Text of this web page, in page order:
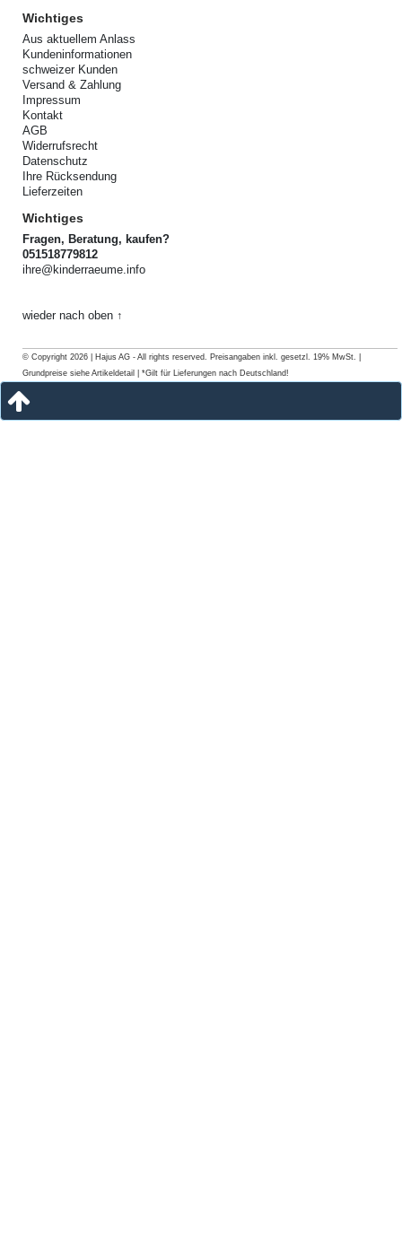
Wichtiges
Aus aktuellem Anlass
Kundeninformationen
schweizer Kunden
Versand & Zahlung
Impressum
Kontakt
AGB
Widerrufsrecht
Datenschutz
Ihre Rücksendung
Lieferzeiten
Wichtiges
Fragen, Beratung, kaufen?
051518779812
ihre@kinderraeume.info
wieder nach oben ↑
© Copyright 2026 | Hajus AG - All rights reserved. Preisangaben inkl. gesetzl. 19% MwSt. |
Grundpreise siehe Artikeldetail | *Gilt für Lieferungen nach Deutschland!